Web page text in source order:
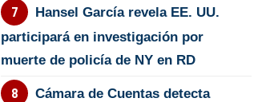
Hansel García revela EE. UU.
participará en investigación por
muerte de policía de NY en RD
Cámara de Cuentas detecta